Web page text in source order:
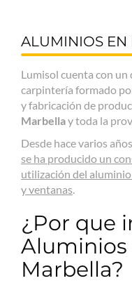
ALUMINIOS EN
Lumisol cuenta con
carpintería formado
y fabricación de
Marbellay toda la
Desde hace varios
se ha producido un
utilización del
y ventanas.
¿Por que
Aluminios
Marbella?